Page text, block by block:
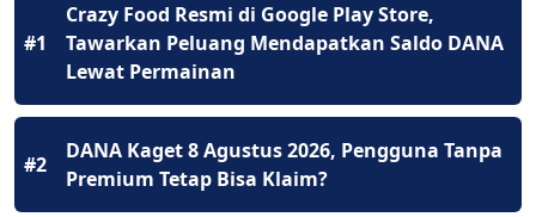
#1
Crazy Food Resmi di Google Play Store,
Tawarkan Peluang Mendapatkan Saldo DANA
Lewat Permainan
#2
DANA Kaget 8 Agustus 2026, Pengguna Tanpa
Premium Tetap Bisa Klaim?